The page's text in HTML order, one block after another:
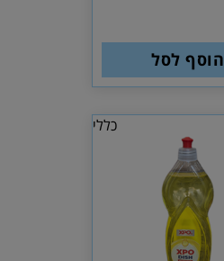
הוסף לסל
כללי